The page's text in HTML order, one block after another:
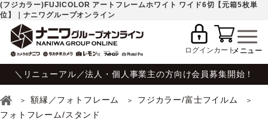
(フジカラー)FUJICOLOR アートフレームホワイト ワイド6切【元箱5枚単
位】｜ナニワグループオンライン
ログインカート
＼リニューアル／法人・個人事業主の方向け会員募集開始！
額縁／フォトフレーム
フジカラー/富士フイルム
フォトフレーム/スタンド